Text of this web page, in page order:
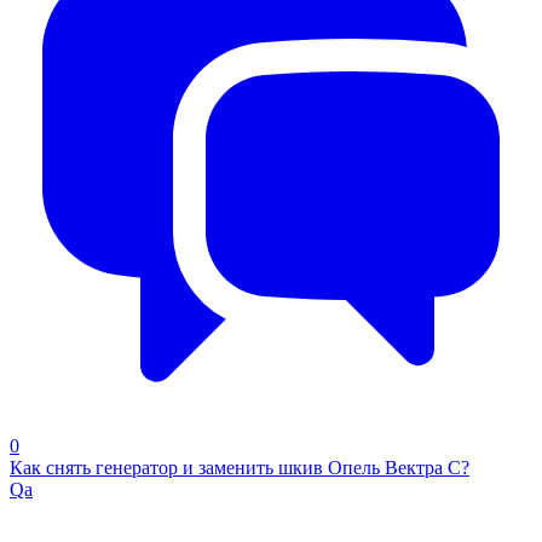
0
Как снять генератор и заменить шкив Опель Вектра С?
Qa